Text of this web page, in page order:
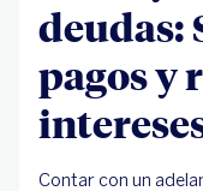
deudas:
pagos y
Contar con un